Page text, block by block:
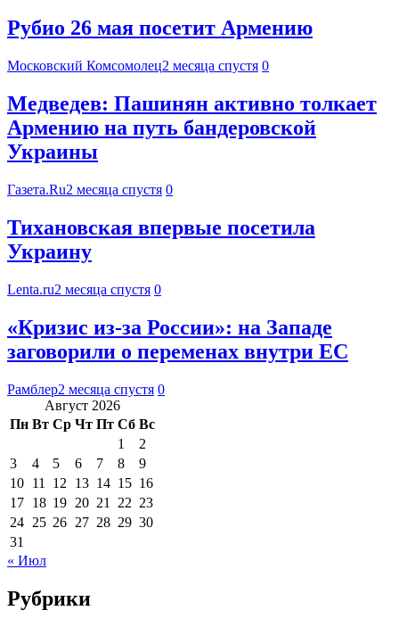
Рубио 26 мая посетит Армению
Московский Комсомолец2 месяца спустя 0
Медведев: Пашинян активно толкает
Армению на путь бандеровской
Украины
Газета.Ru2 месяца спустя 0
Тихановская впервые посетила
Украину
Lenta.ru2 месяца спустя 0
«Кризис из-за России»: на Западе
заговорили о переменах внутри ЕС
Рамблер2 месяца спустя 0
Август 2026
Пн Вт Ср Чт Пт Сб Вс
1
2
3
4 5 6 7 8
9
10 11 12 13 14 15 16
17 18 19 20 21 22 23
24 25 26 27 28 29 30
31
« Июл
Рубрики